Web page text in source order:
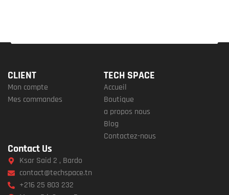
CLIENT
Mon compte
Mes commandes
TECH SPACE
Accueil
Boutique
a propos nous
Blog
Contactez-nous
Contact Us
Ksar Said 2 , Bardo
contact@techspace.tn
+216 25 803 232